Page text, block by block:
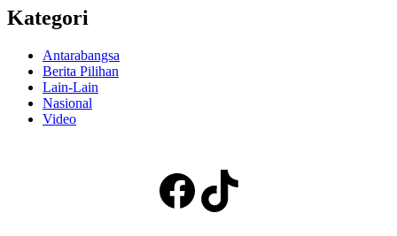
Kategori
Antarabangsa
Berita Pilihan
Lain-Lain
Nasional
Video
Facebook
TikTok